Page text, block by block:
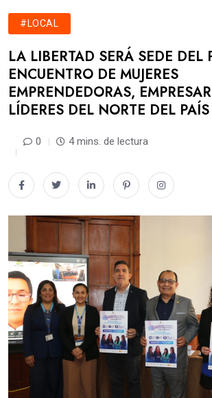
#LOCAL
LA LIBERTAD SERÁ SEDE DEL
ENCUENTRO DE MUJERES
EMPRENDEDORAS,
LÍDERES DEL NORTE DEL PAÍS
0 4 mins. de lectura